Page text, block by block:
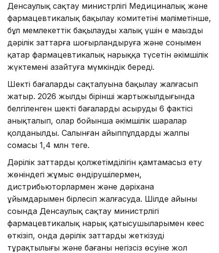
Денсаулық сақтау министрлігі Медициналық және
фармацевтикалық бақылау комитетінің мәліметінше,
бұл мемлекеттік бақылауды халық үшін ең маңызды
дәрілік заттарға шоғырландыруға және сонымен
қатар фармацевтикалық нарыққа түсетін әкімшілік
жүктемені азайтуға мүмкіндік береді.
Шекті бағалардың сақталуына бақылау жалғасып
жатыр. 2026 жылдың бірінші жартыжылдығында
белгіленген шекті бағаларды асырудың 6 фактісі
анықталып, олар бойынша әкімшілік шаралар
қолданылды. Салынған айыппұлдардың жалпы
сомасы 1,4 млн теңге.
Дәрілік заттардың қолжетімділігін қамтамасыз ету
жөніндегі жұмыс өндірушілермен,
дистрибьюторлармен және дәріхана
ұйымдарымен бірлесіп жалғасуда. Шілде айының
соңында Денсаулық сақтау министрлігі
фармацевтикалық нарық қатысушыларымен кеңес
өткізіп, онда дәрілік заттарды жеткізудің
тұрақтылығы және бағаның негізсіз өсуіне жол